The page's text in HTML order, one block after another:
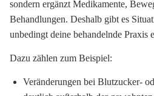
sondern ergänzt Medikamente,
Behandlungen. Deshalb gibt es
unbedingt deine behandelnde Praxis
Dazu zählen zum Beispiel:
Veränderungen bei Blutzucker-